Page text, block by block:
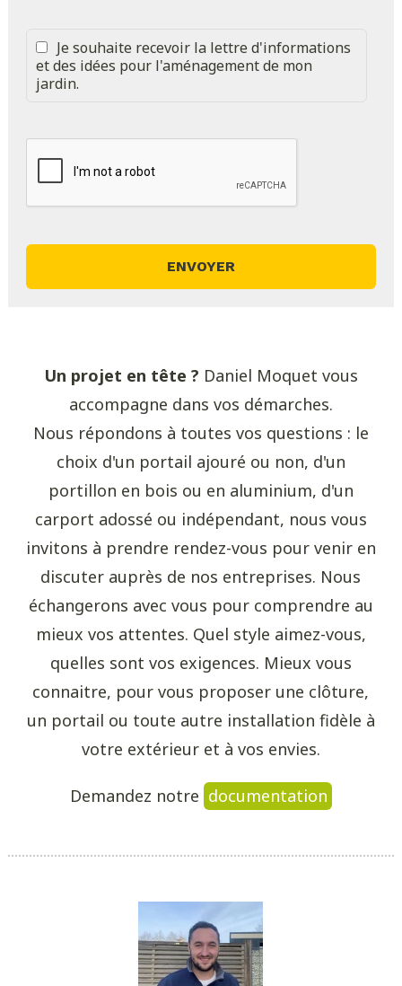
Je souhaite recevoir la lettre d'informations
et des idées pour l'aménagement de mon
jardin.
Un projet en tête ? Daniel Moquet vous
accompagne dans vos démarches.
Nous répondons à toutes vos questions : le
choix d'un portail ajouré ou non, d'un
portillon en bois ou en aluminium, d'un
carport adossé ou indépendant, nous vous
invitons à prendre rendez-vous pour venir en
discuter auprès de nos entreprises. Nous
échangerons avec vous pour comprendre au
mieux vos attentes. Quel style aimez-vous,
quelles sont vos exigences. Mieux vous
connaitre, pour vous proposer une clôture,
un portail ou toute autre installation fidèle à
votre extérieur et à vos envies.
Demandez notre documentation